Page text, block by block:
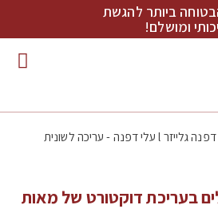
ביותר להגשת
ומושלם!
בעריכת דוקטורט של מאות